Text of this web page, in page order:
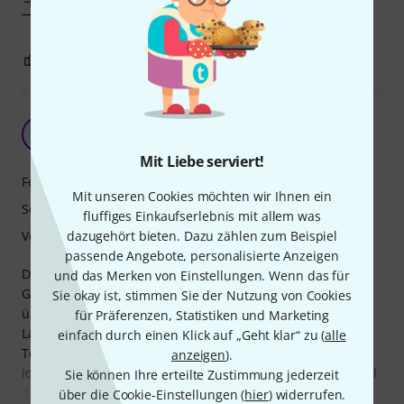
Mit Liebe serviert!
Mit unseren Cookies möchten wir Ihnen ein
fluffiges Einkaufserlebnis mit allem was
dazugehört bieten. Dazu zählen zum Beispiel
passende Angebote, personalisierte Anzeigen
und das Merken von Einstellungen. Wenn das für
Sie okay ist, stimmen Sie der Nutzung von Cookies
für Präferenzen, Statistiken und Marketing
einfach durch einen Klick auf „Geht klar“ zu (alle
anzeigen).
Sie können Ihre erteilte Zustimmung jederzeit
über die Cookie-Einstellungen (hier) widerrufen.
BEWERTUNG MELDEN
Die Squier CV 70s Strat LRL OWT ist eine hervorragende E-
Gitarre, die sowohl im Klang als auch in der Verarbeitung
überzeugt. Der Vintage-Style und die hochwertige
Lackierung verleihen ihr ein ansprechendes Aussehen. Die
Tonabnehmer liefern einen warmen, klaren Sound, der
ideal für Rock, Blues und Pop ist. Zudem ist das Spielgefühl
dank des komfortablen Halses einfach
Features
Sound
Verarbeitung